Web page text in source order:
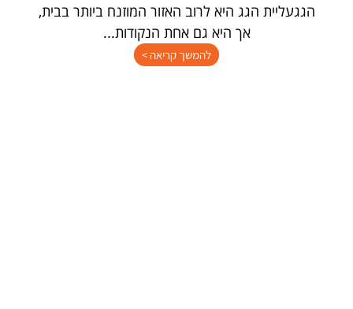
הגגעליית הגג היא לרוב האזור המוזנח ביותר בבית,
אך היא גם אחת הנקודות...
להמשך קריאה >